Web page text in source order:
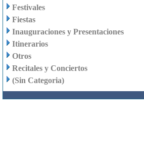
Festivales
Fiestas
Inauguraciones y Presentaciones
Itinerarios
Otros
Recitales y Conciertos
(Sin Categoria)